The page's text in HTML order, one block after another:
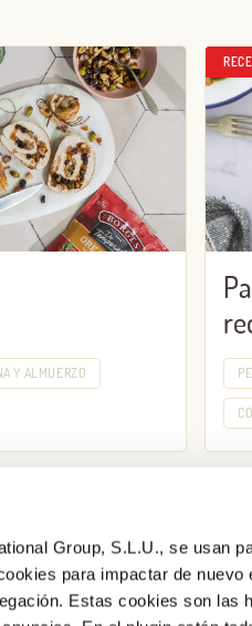
Group, S.L.U., se usan
para impactar de nuevo
Estas cookies son las
Y ALMUERZO
novedades?